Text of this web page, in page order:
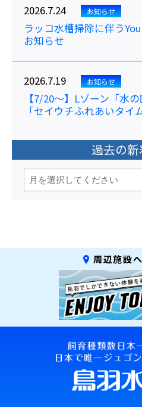
2026.7.24 お知らせ
ラッコ水槽掃除に伴う
お知らせ
2026.7.19 お知らせ
【7/20～】Lゾーン「水
「セイウチふれあいタイ
過去の
周辺施設